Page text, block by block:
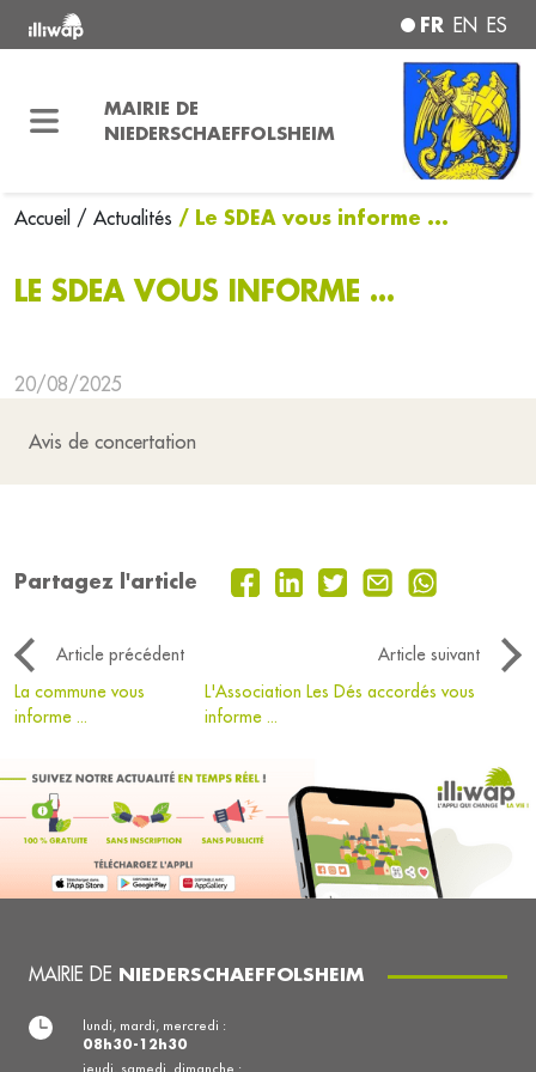
FR EN ES
MAIRIE DE
NIEDERSCHAEFFOLSHEIM
Accueil / Actualités / Le SDEA vous informe ...
LE SDEA VOUS INFORME ...
20/08/2025
Avis de concertation
Partagez l'article
Article précédent
Article suivant
La commune vous
informe ...
L'Association Les Dés accordés vous
informe ...
MAIRIE DE NIEDERSCHAEFFOLSHEIM
lundi, mardi, mercredi :
08h30-12h30
jeudi, samedi, dimanche :